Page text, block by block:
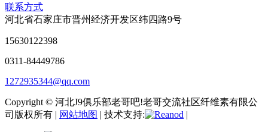
联系方式
河北省石家庄市晋州经济开发区纬四路9号
15630122398
0311-84449786
1272935344@qq.com
Copyright © 河北J9俱乐部老哥吧!老哥交流社区纤维素有限公
司版权所有 | 网站地图 | 技术支持: |